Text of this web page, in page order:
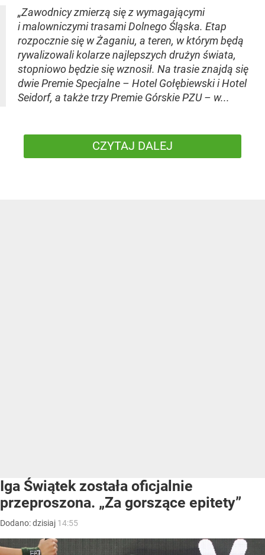
„Zawodnicy zmierzą się z wymagającymi
i malowniczymi trasami Dolnego Śląska. Etap
rozpocznie się w Żaganiu, a teren, w którym będą
rywalizowali kolarze najlepszych drużyn świata,
stopniowo będzie się wznosił. Na trasie znajdą się
dwie Premie Specjalne – Hotel Gołębiewski i Hotel
Seidorf, a także trzy Premie Górskie PZU – w...
CZYTAJ DALEJ
Iga Świątek została oficjalnie
przeproszona. „Za gorszące epitety”
Dodano:dzisiaj 14:55